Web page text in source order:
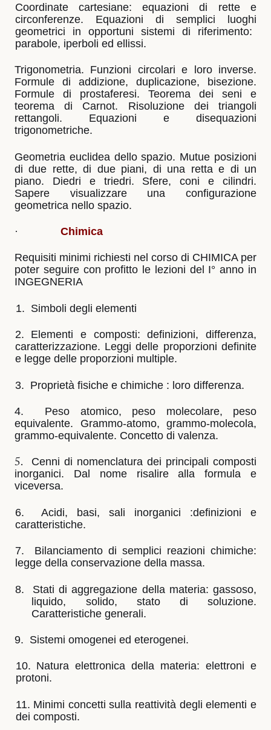
Coordinate cartesiane: equazioni di rette e
circonferenze. Equazioni di semplici luoghi
geometrici in opportuni sistemi di riferimento:
parabole, iperboli ed ellissi.
Trigonometria. Funzioni circolari e loro inverse.
Formule di addizione, duplicazione,
bisezione.
Formule di prostaferesi. Teorema dei seni e
teorema di Carnot. Risoluzione dei triangoli
rettangoli. Equazioni e disequazioni
trigonometriche.
Geometria euclidea dello spazio. Mutue posizioni
di due rette, di due piani, di una retta e di un
piano. Diedri e triedri. Sfere, coni e cilindri.
Sapere visualizzare una configurazione
geometrica nello spazio.
· Chimica
Requisiti minimi richiesti nel corso di CHIMICA per
poter seguire con profitto le lezioni del I° anno in
INGEGNERIA
1. Simboli degli elementi
2. Elementi e composti: definizioni, differenza,
caratterizzazione. Leggi delle proporzioni definite
e legge delle proporzioni multiple.
3. Proprietà fisiche e chimiche : loro differenza.
4.
Peso atomico, peso molecolare, peso
equivalente. Grammo-atomo, grammo-molecola,
grammo-equivalente. Concetto di valenza.
5.
Cenni di nomenclatura dei principali composti
inorganici. Dal nome risalire alla formula e
viceversa.
6.
Acidi, basi, sali inorganici :definizioni e
caratteristiche.
7.
Bilanciamento di semplici reazioni chimiche:
legge della conservazione della massa.
8.
Stati di aggregazione della materia: gassoso,
liquido, solido, stato di soluzione.
Caratteristiche generali.
9. Sistemi omogenei ed eterogenei.
10. Natura elettronica della materia: elettroni e
protoni.
11. Minimi concetti sulla reattività degli elementi e
dei composti.